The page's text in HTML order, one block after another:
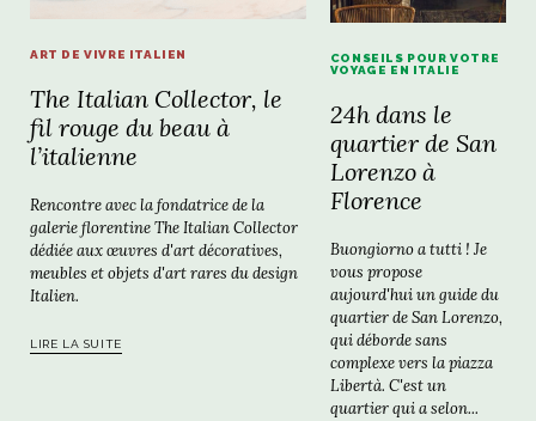
ART DE VIVRE ITALIEN
The Italian Collector, le
fil rouge du beau à
l’italienne
Rencontre avec la fondatrice de la
galerie florentine The Italian Collector
dédiée aux œuvres d'art décoratives,
meubles et objets d'art rares du design
Italien.
LIRE LA SUITE
CONSEILS POUR VOTRE
VOYAGE EN ITALIE
24h dans le
quartier de San
Lorenzo à
Florence
Buongiorno a tutti ! Je
vous propose
aujourd'hui un guide du
quartier de San Lorenzo,
qui déborde sans
complexe vers la piazza
Libertà. C'est un
quartier qui a selon...